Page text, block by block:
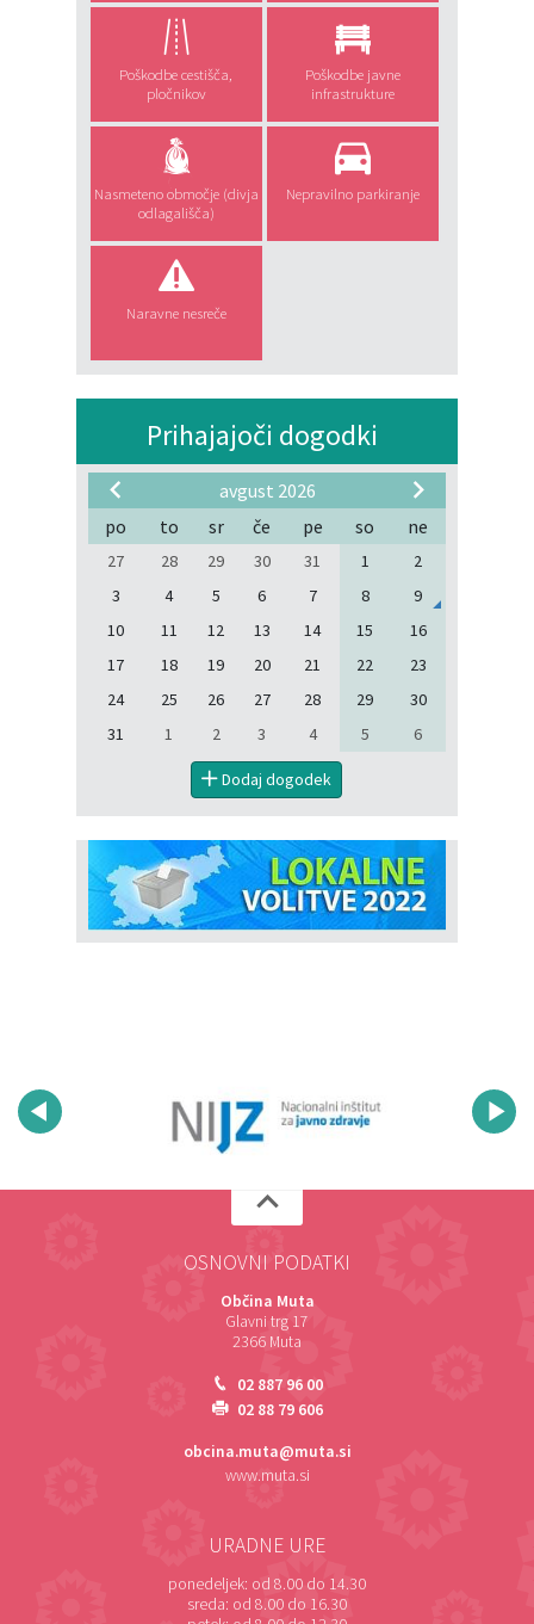
Poškodbe cestišča,
pločnikov
Poškodbe javne
infrastrukture
Nasmeteno območje (divja
odlagališča)
Nepravilno parkiranje
Naravne nesreče
Prihajajoči dogodki
avgust 2026
po
to sr če pe so ne
27 28 29 30 31 1
2
3
4 5 6 7 8
9
10
11 12 13 14 15
16
17
18 19 20 21 22
23
24
25 26 27 28 29
30
31
1 2 3 4 5 6
Dodaj dogodek
OSNOVNI PODATKI
Občina Muta
Glavni trg 17
2366 Muta
02 887 96 00
02 88 79 606
obcina.muta@muta.si
www.muta.si
URADNE URE
ponedeljek: od 8.00 do 14.30
sreda: od 8.00 do 16.30